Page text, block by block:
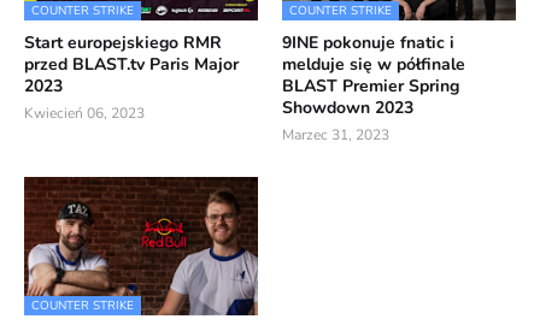
COUNTER STRIKE
Start europejskiego RMR
przed BLAST.tv Paris Major
2023
Kwiecień 06, 2023
COUNTER STRIKE
9INE pokonuje fnatic i
melduje się w półfinale
BLAST Premier Spring
Showdown 2023
Marzec 31, 2023
COUNTER STRIKE